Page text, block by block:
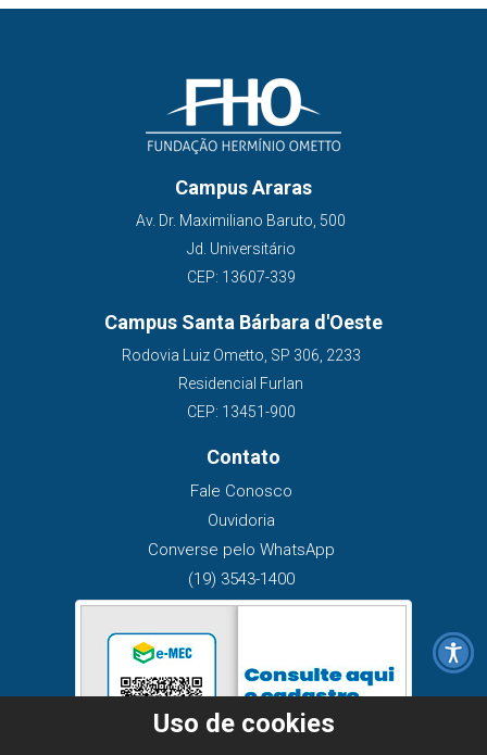
Campus Araras
Av. Dr. Maximiliano Baruto, 500
Jd. Universitário
CEP: 13607-339
Campus Santa Bárbara d'Oeste
Rodovia Luiz Ometto, SP 306, 2233
Residencial Furlan
CEP: 13451-900
Contato
Fale Conosco
Ouvidoria
Converse pelo WhatsApp
(19) 3543-1400
Uso de cookies